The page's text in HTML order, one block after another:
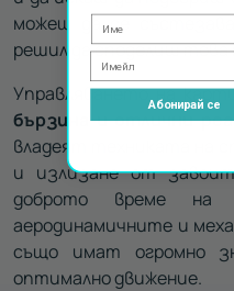
можеш да се
решил да споделиш
Управляването на
бързина и отлични
владеят техниката на
и излизане от
доброто време на
аеродинамичните и
също имат огромно
оптимално движение.
Абонирай се